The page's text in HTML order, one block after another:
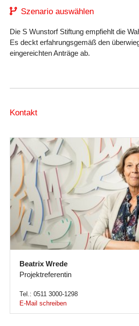
Szenario auswählen
Die S Wunstorf Stiftung empfiehlt die
Es deckt erfahrungsgemäß den
eingereichten Anträge ab.
Kontakt
Beatrix Wrede
Projektreferentin
Tel.: 0511 3000-1298
E-Mail schreiben